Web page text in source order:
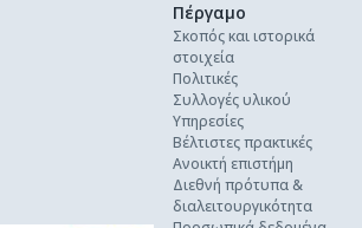
Πέργαμο
Σκοπός και ιστορικά
στοιχεία
Πολιτικές
Συλλογές υλικού
Υπηρεσίες
Βέλτιστες πρακτικές
Ανοικτή επιστήμη
Διεθνή πρότυπα &
διαλειτουργικότητα